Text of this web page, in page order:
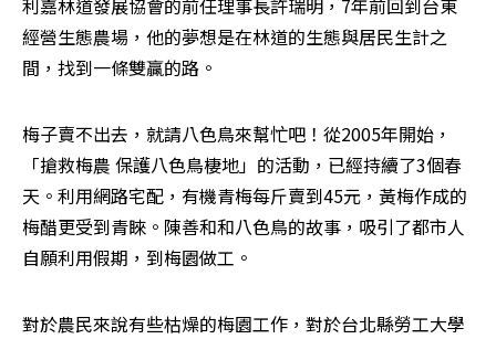
利嘉林道發展協會的前任理事長許瑞明，7年前回到台東
經營生態農場，他的夢想是在林道的生態與居民生計之
間，找到一條雙贏的路。
梅子賣不出去，就請八色鳥來幫忙吧！從2005年開始，
「搶救梅農 保護八色鳥棲地」的活動，已經持續了3個春
天。利用網路宅配，有機青梅每斤賣到45元，黃梅作成的
梅醋更受到青睞。陳善和和八色鳥的故事，吸引了都市人
自願利用假期，到梅園做工。
對於農民來說有些枯燥的梅園工作，對於台北縣勞工大學